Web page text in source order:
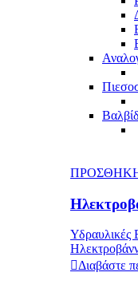
Υδραυλικές
Διαβάστε